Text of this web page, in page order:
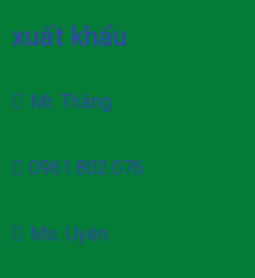
xuất khẩu
Mr. Thăng
0961.802.076
Ms. Uyên